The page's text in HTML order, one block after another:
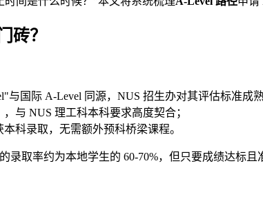
砖？
国际 A-Level 同源，NUS 招生办对其评估标准成熟
与 NUS 理工科本科要求高度契合；
科录取，无需额外预科桥梁课程。
录取率约为本地学生的 60-70%，但只要成绩达标且